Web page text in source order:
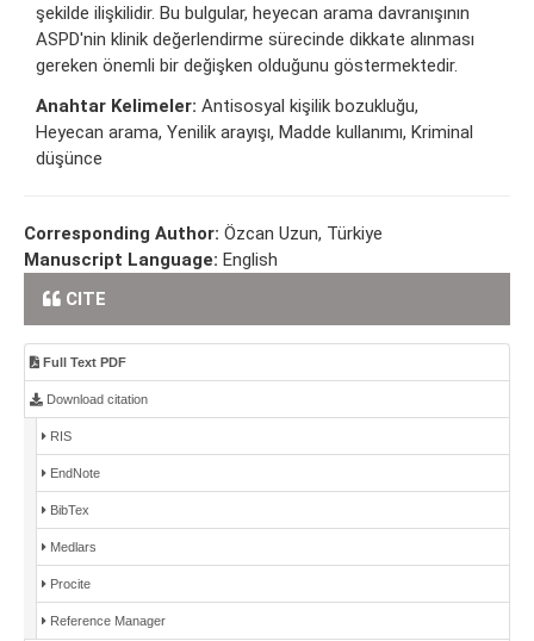
şekilde ilişkilidir. Bu bulgular, heyecan arama davranışının
ASPD'nin klinik değerlendirme sürecinde dikkate alınması
gereken önemli bir değişken olduğunu göstermektedir.
Anahtar Kelimeler: Antisosyal kişilik bozukluğu,
Heyecan arama, Yenilik arayışı, Madde kullanımı, Kriminal
düşünce
Corresponding Author: Özcan Uzun, Türkiye
Manuscript Language: English
CITE
Full Text PDF
Download citation
RIS
EndNote
BibTex
Medlars
Procite
Reference Manager